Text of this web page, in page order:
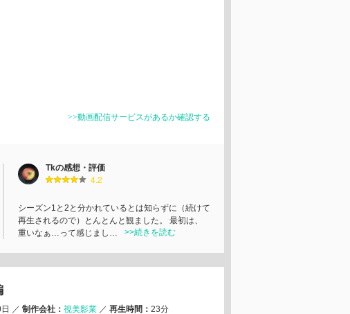
>>動画配信サービスがあるか確認する
Tkの感想・評価
4.2
シーズン1と2と分かれているとは知らずに（続けて
再生されるので）とんとんと観ました。 最初は、
重いなぁ…って感じまし…
>>続きを読む
／ 制作会社： 視美影業 ／ 再生時間： 23分